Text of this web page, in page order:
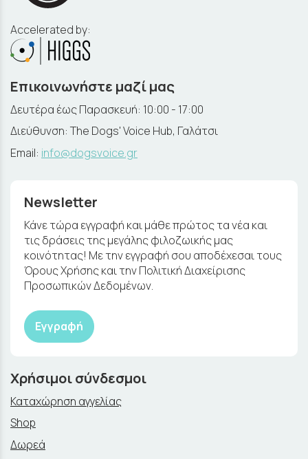
Accelerated by:
Επικοινωνήστε μαζί μας
Δευτέρα έως Παρασκευή: 10:00 - 17:00
Διεύθυνση: The Dogs' Voice Hub, Γαλάτσι
Email: info@dogsvoice.gr
Newsletter
Κάνε τώρα εγγραφή και μάθε πρώτος τα νέα και
τις δράσεις της μεγάλης φιλοζωικής μας
κοινότητας! Με την εγγραφή σου αποδέχεσαι τους
Όρους Χρήσης και την Πολιτική Διαχείρισης
Προσωπικών Δεδομένων.
Εγγραφή
Χρήσιμοι σύνδεσμοι
Καταχώρηση αγγελίας
Shop
Δωρεά